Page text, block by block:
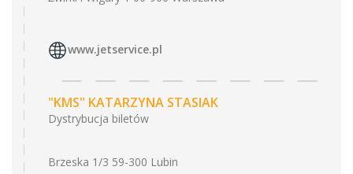
www.jetservice.pl
"KMS" KATARZYNA STASIAK
Dystrybucja biletów
Brzeska 1/3 59-300 Lubin